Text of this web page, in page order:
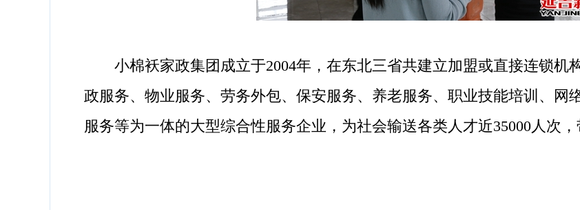
小棉袄家政集团成立于2004年，在东北三省共建立加盟或直接连锁机
政服务、物业服务、劳务外包、保安服务、养老服务、职业技能培训、网
服务等为一体的大型综合性服务企业，为社会输送各类人才近35000人次，